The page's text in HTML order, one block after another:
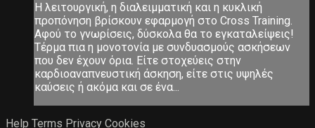
Η λειτουργική, η διαλειμματική και η κυκλική
προπόνηση βρίσκουν εφαρμογή στο Cross Training.
Αφού το γνωρίσεις, δύσκολα θα το εγκαταλείψεις!
Τέρμα πια η μονοτονία με συνδυασμούς ασκήσεων
που δεν έχουν όρια. Είτε στοχεύεις στην
καρδιοαναπνευστική άσκηση, είτε στις υψηλές
καύσεις ή ακόμα και σε ένα...
Help Terms Privacy Cookies